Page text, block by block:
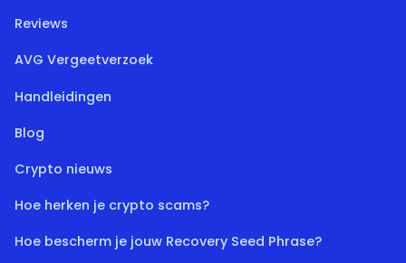
Reviews
AVG Vergeetverzoek
Handleidingen
Blog
Crypto nieuws
Hoe herken je crypto scams?
Hoe bescherm je jouw Recovery Seed Phrase?